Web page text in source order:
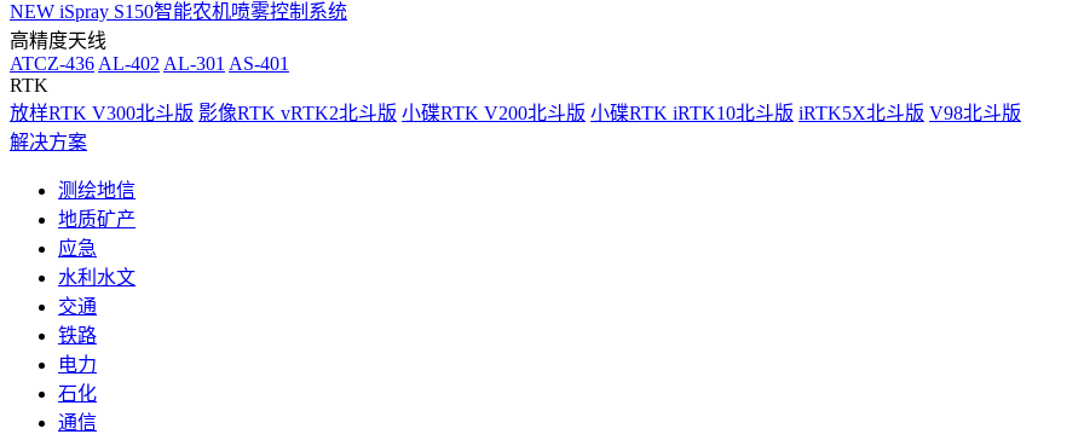
NEW iSpray S150智能农机喷雾控制系统
高精度天线
ATCZ-436 AL-402 AL-301 AS-401
RTK
放样RTK V300北斗版 影像RTK vRTK2北斗版 小碟RTK V200北斗版 小碟RTK iRTK10北斗版 iRTK5X北斗版 V98北斗版
解决方案
测绘地信
地质矿产
应急
水利水文
交通
铁路
电力
石化
通信